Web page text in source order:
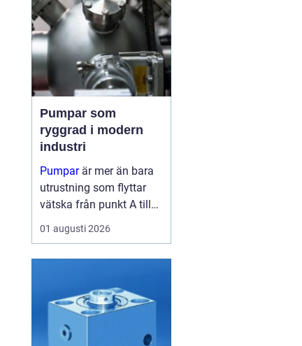
Pumpar som
ryggrad i modern
industri
Pumparär mer än bara
utrustning som flyttar
vätska från punkt A till
punkt B. I många
fabriker är de lika viktiga
01 augusti 2026